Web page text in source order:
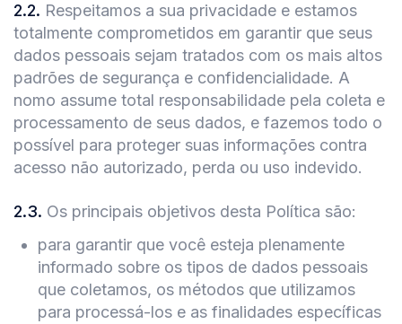
2.2. Respeitamos a sua privacidade e estamos
totalmente comprometidos em garantir que seus
dados pessoais sejam tratados com os mais altos
padrões de segurança e confidencialidade. A
nomo assume total responsabilidade pela coleta e
processamento de seus dados, e fazemos todo o
possível para proteger suas informações contra
acesso não autorizado, perda ou uso indevido.
2.3. Os principais objetivos desta Política são:
para garantir que você esteja plenamente
informado sobre os tipos de dados pessoais
que coletamos, os métodos que utilizamos
para processá-los e as finalidades específicas